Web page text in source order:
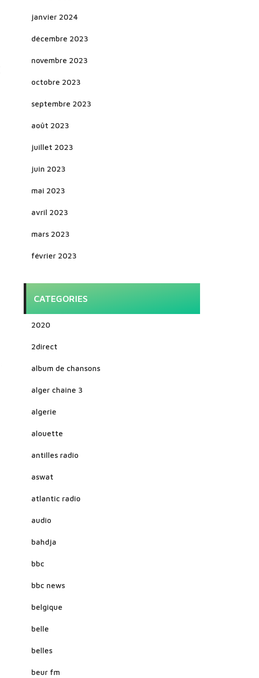
janvier 2024
décembre 2023
novembre 2023
octobre 2023
septembre 2023
août 2023
juillet 2023
juin 2023
mai 2023
avril 2023
mars 2023
février 2023
CATEGORIES
2020
2direct
album de chansons
alger chaine 3
algerie
alouette
antilles radio
aswat
atlantic radio
audio
bahdja
bbc
bbc news
belgique
belle
belles
beur fm